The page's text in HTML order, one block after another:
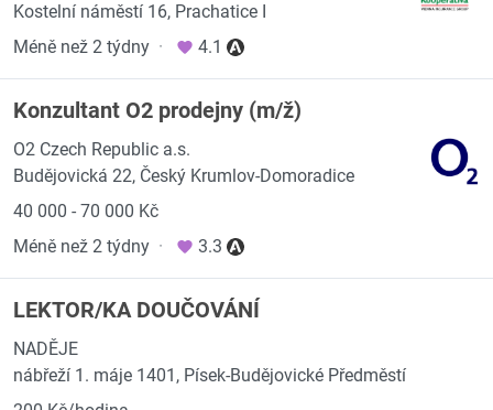
Kostelní náměstí 16, Prachatice I
Méně než 2 týdny · 4.1
Konzultant O2 prodejny (m/ž)
O2 Czech Republic a.s.
Budějovická 22, Český Krumlov-Domoradice
40 000 - 70 000 Kč
Méně než 2 týdny · 3.3
LEKTOR/KA DOUČOVÁNÍ
NADĚJE
nábřeží 1. máje 1401, Písek-Budějovické Předměstí